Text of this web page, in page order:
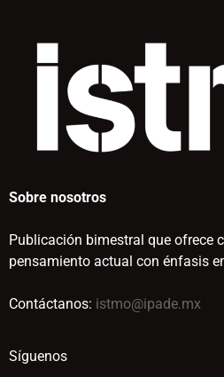
Sobre nosotros
Publicación bimestral que ofrece
pensamiento actual con énfasis
Contáctanos: istmo@ipade.mx
Síguenos